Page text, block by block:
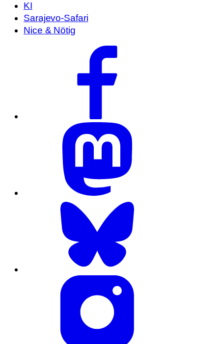
KI
Sarajevo-Safari
Nice & Nötig